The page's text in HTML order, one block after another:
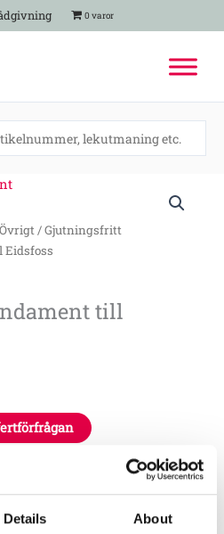
Details About
0 varor
Övrigt/ Gjutningsfritt
till